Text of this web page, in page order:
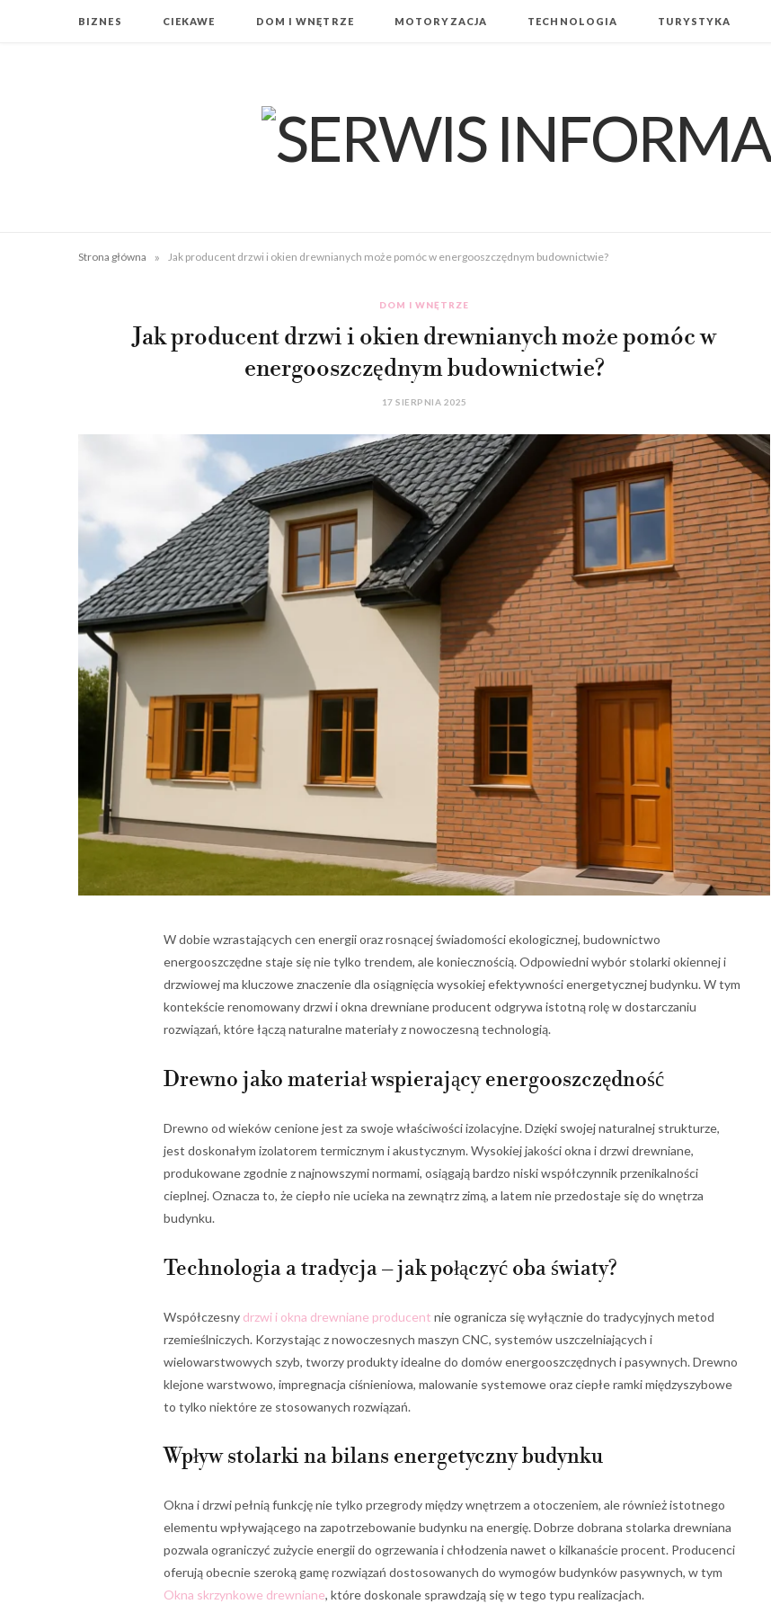
BIZNES CIEKAWE DOM I WNĘTRZE MOTORYZACJA TECHNOLOGIA TURYSTYKA
Strona główna » Jak producent drzwi i okien drewnianych może pomóc w energooszczędnym budownictwie?
DOM I WNĘTRZE
Jak producent drzwi i okien drewnianych może pomóc w
energooszczędnym budownictwie?
17 SIERPNIA 2025
W dobie wzrastających cen energii oraz rosnącej świadomości ekologicznej, budownictwo
energooszczędne staje się nie tylko trendem, ale koniecznością. Odpowiedni wybór stolarki okiennej i
drzwiowej ma kluczowe znaczenie dla osiągnięcia wysokiej efektywności energetycznej budynku. W tym
kontekście renomowany drzwi i okna drewniane producent odgrywa istotną rolę w dostarczaniu
rozwiązań, które łączą naturalne materiały z nowoczesną technologią.
Drewno jako materiał wspierający energooszczędność
Drewno od wieków cenione jest za swoje właściwości izolacyjne. Dzięki swojej naturalnej strukturze,
jest doskonałym izolatorem termicznym i akustycznym. Wysokiej jakości okna i drzwi drewniane,
produkowane zgodnie z najnowszymi normami, osiągają bardzo niski współczynnik przenikalności
cieplnej. Oznacza to, że ciepło nie ucieka na zewnątrz zimą, a latem nie przedostaje się do wnętrza
budynku.
Technologia a tradycja – jak połączyć oba światy?
Współczesny drzwi i okna drewniane producent nie ogranicza się wyłącznie do tradycyjnych metod
rzemieślniczych. Korzystając z nowoczesnych maszyn CNC, systemów uszczelniających i
wielowarstwowych szyb, tworzy produkty idealne do domów energooszczędnych i pasywnych. Drewno
klejone warstwowo, impregnacja ciśnieniowa, malowanie systemowe oraz ciepłe ramki międzyszybowe
to tylko niektóre ze stosowanych rozwiązań.
Wpływ stolarki na bilans energetyczny budynku
Okna i drzwi pełnią funkcję nie tylko przegrody między wnętrzem a otoczeniem, ale również istotnego
elementu wpływającego na zapotrzebowanie budynku na energię. Dobrze dobrana stolarka drewniana
pozwala ograniczyć zużycie energii do ogrzewania i chłodzenia nawet o kilkanaście procent. Producenci
oferują obecnie szeroką gamę rozwiązań dostosowanych do wymogów budynków pasywnych, w tym
Okna skrzynkowe drewniane, które doskonale sprawdzają się w tego typu realizacjach.